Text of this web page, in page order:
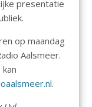
presentatie
op maandag
Aalsmeer.
.